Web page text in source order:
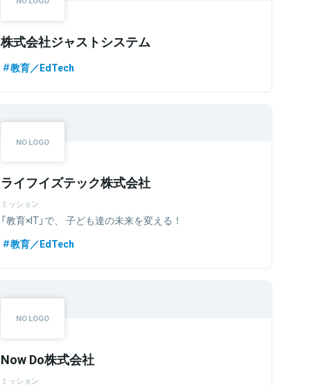
株式会社ジャストシステム
教育／EdTech
ライフイズテック株式会社
ミッション
「教育×IT」で、 子ども達の未来を変える！
教育／EdTech
Now Do株式会社
ミッション